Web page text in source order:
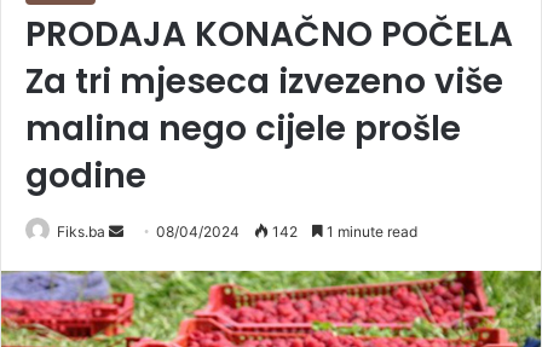
PRODAJA KONAČNO POČELA
Za tri mjeseca izvezeno više
malina nego cijele prošle
godine
Fiks.ba
Send
email
08/04/2024 142 1 minute read